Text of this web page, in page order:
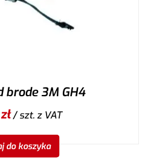
brode 3M GH4
/ szt.z VAT
do koszyka